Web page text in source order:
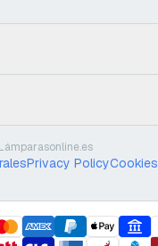
Privacy PolicyCookies